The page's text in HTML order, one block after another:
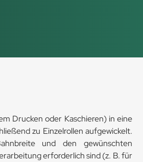
Drucken oder Kaschieren) in eine
zu Einzelrollen aufgewickelt.
und den gewünschten
erforderlich sind (z. B. für